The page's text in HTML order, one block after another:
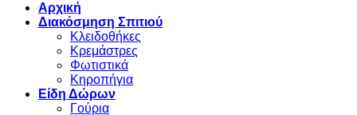
Αρχική
Διακόσμηση Σπιτιού
Κλειδοθήκες
Κρεμάστρες
Φωτιστικά
Κηροπήγια
Είδη Δώρων
Γούρια